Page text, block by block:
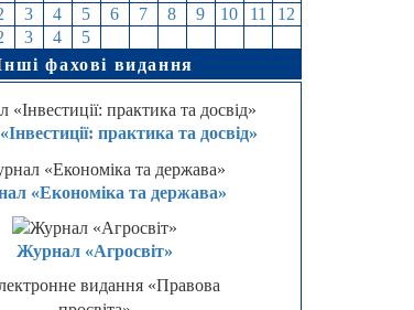
3 4 5 6 7 8 9 10 11
12
3 4 5
фахові видання
практика та досвід»
«Економіка та держава»
Журнал «Агросвіт»